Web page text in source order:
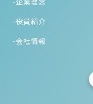
-役員紹介
-会社情報